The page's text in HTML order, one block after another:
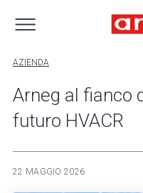
AZIENDA
Arneg al fianco
futuro HVACR
22 MAGGIO 2026